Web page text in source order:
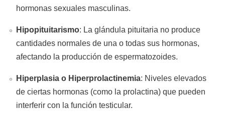
hormonas sexuales masculinas.
Hipopituitarismo: La glándula pituitaria no produce
cantidades normales de una o todas sus hormonas,
afectando la producción de espermatozoides.
Hiperplasia o Hiperprolactinemia: Niveles elevados
de ciertas hormonas (como la prolactina) que pueden
interferir con la función testicular.